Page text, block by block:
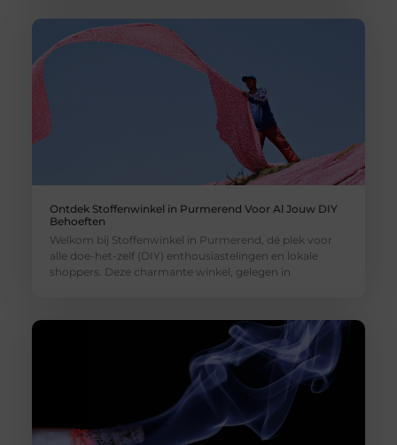
Ontdek Stoffenwinkel in Purmerend Voor Al Jouw DIY
Behoeften
Welkom bij Stoffenwinkel in Purmerend, dé plek voor
alle doe-het-zelf (DIY) enthousiastelingen en lokale
shoppers. Deze charmante winkel, gelegen in